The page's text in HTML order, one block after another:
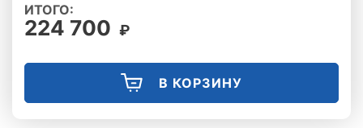
ИТОГО:
224 700 ₽
В КОРЗИНУ